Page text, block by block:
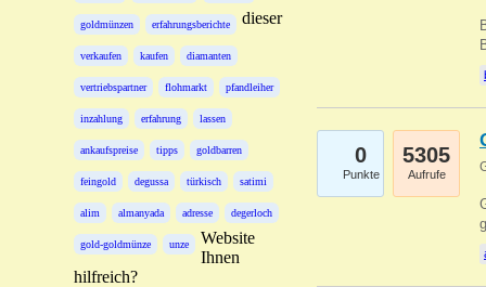
goldmünzen erfahrungsberichte
verkaufen kaufen diamanten
vertriebspartner flohmarkt pfandleiher
inzahlung erfahrung lassen
ankaufspreise tipps goldbarren
feingold degussa türkisch satimi
alim almanyada adresse degerloch
gold-goldmünze unze
dieser
Website
Ihnen
hilfreich?
0
Punkte
5305
Aufrufe